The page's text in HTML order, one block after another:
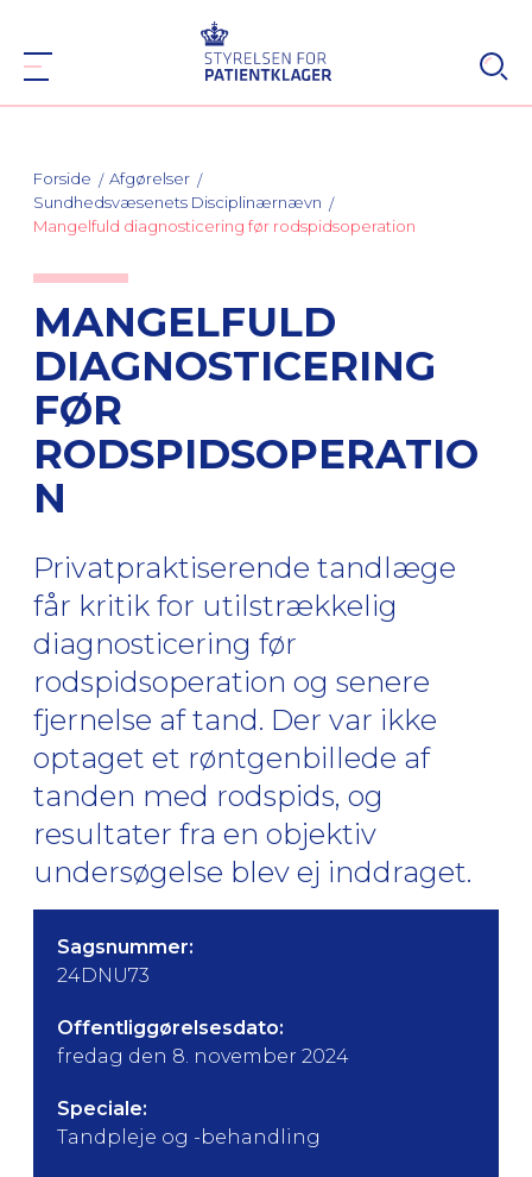
Forside
Afgørelser
Sundhedsvæsenets Disciplinærnævn
Mangelfuld diagnosticering før rodspidsoperation
MANGELFULD
DIAGNOSTICERING
FØR
RODSPIDSOPERATIO
N
Privatpraktiserende tandlæge
får kritik for utilstrækkelig
diagnosticering før
rodspidsoperation og senere
fjernelse af tand. Der var ikke
optaget et røntgenbillede af
tanden med rodspids, og
resultater fra en objektiv
undersøgelse blev ej inddraget.
Sagsnummer:
24DNU73
Offentliggørelsesdato:
fredag den 8. november 2024
Speciale:
Tandpleje og -behandling